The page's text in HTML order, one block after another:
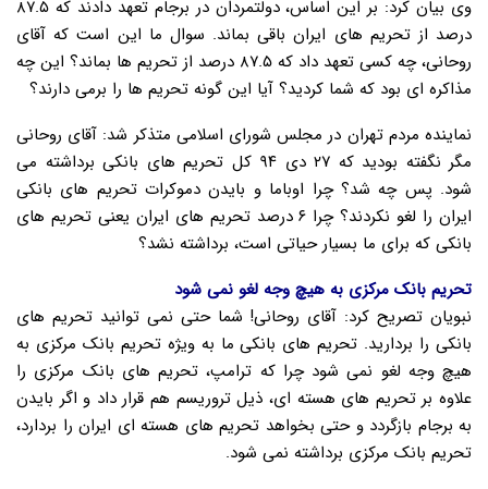
وی بیان کرد: بر این اساس، دولتمردان در برجام تعهد دادند که ۸۷.۵
درصد از تحریم های ایران باقی بماند. سوال ما این است که آقای
روحانی، چه کسی تعهد داد که ۸۷.۵ درصد از تحریم ها بماند؟ این چه
مذاکره ای بود که شما کردید؟ آیا این گونه تحریم ها را برمی دارند؟
نماینده مردم تهران در مجلس شورای اسلامی متذکر شد: آقای روحانی
مگر نگفته بودید که ۲۷ دی ۹۴ کل تحریم های بانکی برداشته می
شود. پس چه شد؟ چرا اوباما و بایدن دموکرات تحریم های بانکی
ایران را لغو نکردند؟ چرا ۶ درصد تحریم های ایران یعنی تحریم های
بانکی که برای ما بسیار حیاتی است، برداشته نشد؟
تحریم بانک مرکزی به هیچ وجه لغو نمی شود
نبویان تصریح کرد: آقای روحانی! شما حتی نمی توانید تحریم های
بانکی را بردارید. تحریم های بانکی ما به ویژه تحریم بانک مرکزی به
هیچ وجه لغو نمی شود چرا که ترامپ، تحریم های بانک مرکزی را
علاوه بر تحریم های هسته ای، ذیل تروریسم هم قرار داد و اگر بایدن
به برجام بازگردد و حتی بخواهد تحریم های هسته ای ایران را بردارد،
تحریم بانک مرکزی برداشته نمی شود.